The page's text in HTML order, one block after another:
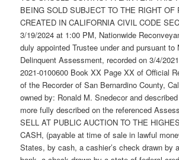
BEING SOLD SUBJECT TO THE RIGHT OF
CREATED IN CALIFORNIA CIVIL CODE
3/19/2024 at 1:00 PM, Nationwide
duly appointed Trustee under and pursuant to
Delinquent Assessment, recorded on 3/4/
2021-0100600 Book XX Page XX of Official
of the Recorder of San Bernardino County,
owned by: Ronald M. Snedecor and
more fully described on the referenced
SELL AT PUBLIC AUCTION TO THE
CASH, (payable at time of sale in lawful
States, by cash, a cashier’s check drawn by